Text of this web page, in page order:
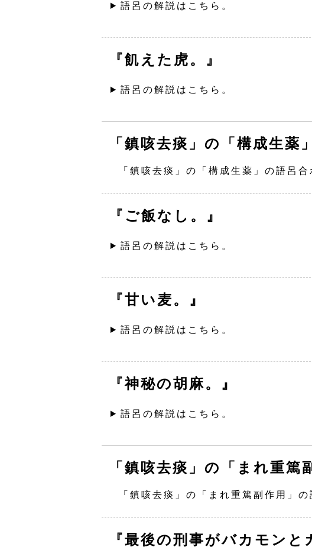
語呂の解説はこちら。
『飢えた虎。』
語呂の解説はこちら。
「鎮咳去痰」の「構成生薬
「鎮咳去痰」の「構成生薬」の語呂合
『ご飯なし。』
語呂の解説はこちら。
『甘い麦。』
語呂の解説はこちら。
『神秘の胡麻。』
語呂の解説はこちら。
「鎮咳去痰」の「まれ重篤
「鎮咳去痰」の「まれ重篤副作用」の
『最後の刑事がバカモンと